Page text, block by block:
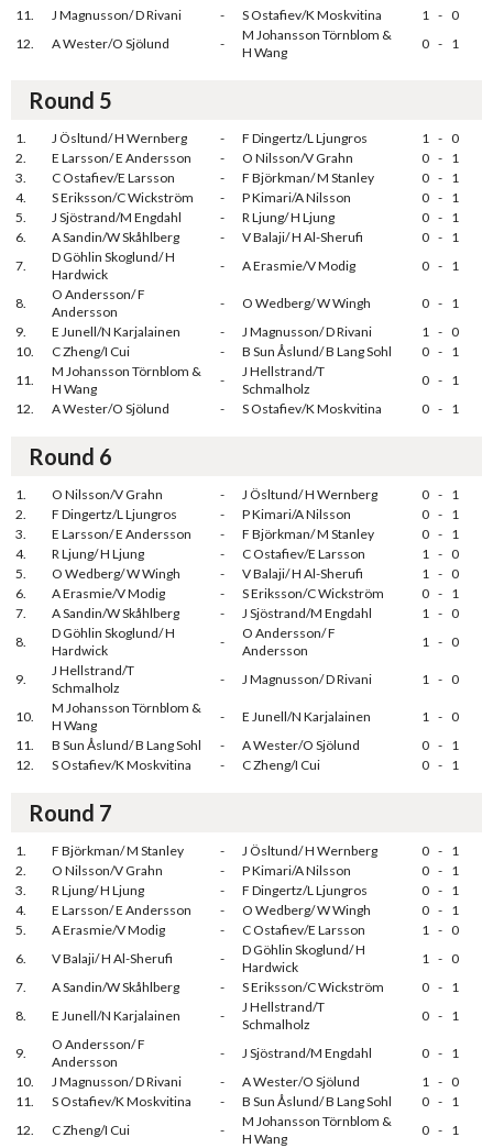
11.
J Magnusson/ D Rivani - S Ostafiev/K Moskvitina 1 - 0
12.
A Wester/O Sjölund -
M Johansson Törnblom &
H Wang
0 - 1
Round 5
1. J Ösltund/ H Wernberg - F Dingertz/L Ljungros 1 - 0
2.
E Larsson/ E Andersson - O Nilsson/V Grahn 0 - 1
3.
C Ostafiev/E Larsson - F Björkman/ M Stanley 0 - 1
4.
S Eriksson/C Wickström - P Kimari/A Nilsson 0 - 1
5.
J Sjöstrand/M Engdahl - R Ljung/ H Ljung 0 - 1
6.
A Sandin/W Skåhlberg - V Balaji/ H Al-Sherufi 0 - 1
7.
D Göhlin Skoglund/ H
Hardwick
- A Erasmie/V Modig 0 - 1
8.
O Andersson/ F
Andersson
- O Wedberg/ W Wingh 0 - 1
9.
E Junell/N Karjalainen - J Magnusson/ D Rivani 1 - 0
10.
C Zheng/I Cui - B Sun Åslund/ B Lang Sohl 0 - 1
11.
M Johansson Törnblom &
H Wang
-
J Hellstrand/T
Schmalholz
0 - 1
12.
A Wester/O Sjölund - S Ostafiev/K Moskvitina 0 - 1
Round 6
1. O Nilsson/V Grahn - J Ösltund/ H Wernberg 0 - 1
2.
F Dingertz/L Ljungros - P Kimari/A Nilsson 0 - 1
3.
E Larsson/ E Andersson - F Björkman/ M Stanley 0 - 1
4.
R Ljung/ H Ljung - C Ostafiev/E Larsson 1 - 0
5.
O Wedberg/ W Wingh - V Balaji/ H Al-Sherufi 1 - 0
6.
A Erasmie/V Modig - S Eriksson/C Wickström 0 - 1
7.
A Sandin/W Skåhlberg - J Sjöstrand/M Engdahl 1 - 0
8.
D Göhlin Skoglund/ H
Hardwick
-
O Andersson/ F
Andersson
1 - 0
9.
J Hellstrand/T
Schmalholz
- J Magnusson/ D Rivani 1 - 0
10.
M Johansson Törnblom &
H Wang
- E Junell/N Karjalainen 1 - 0
11.
B Sun Åslund/ B Lang Sohl - A Wester/O Sjölund 0 - 1
12.
S Ostafiev/K Moskvitina - C Zheng/I Cui 0 - 1
Round 7
1. F Björkman/ M Stanley - J Ösltund/ H Wernberg 0 - 1
2.
O Nilsson/V Grahn - P Kimari/A Nilsson 0 - 1
3.
R Ljung/ H Ljung - F Dingertz/L Ljungros 0 - 1
4.
E Larsson/ E Andersson - O Wedberg/ W Wingh 0 - 1
5.
A Erasmie/V Modig - C Ostafiev/E Larsson 1 - 0
6.
V Balaji/ H Al-Sherufi -
D Göhlin Skoglund/ H
Hardwick
1 - 0
7.
A Sandin/W Skåhlberg - S Eriksson/C Wickström 0 - 1
8.
E Junell/N Karjalainen -
J Hellstrand/T
Schmalholz
0 - 1
9.
O Andersson/ F
Andersson
- J Sjöstrand/M Engdahl 0 - 1
10.
J Magnusson/ D Rivani - A Wester/O Sjölund 1 - 0
11.
S Ostafiev/K Moskvitina - B Sun Åslund/ B Lang Sohl 0 - 1
12.
C Zheng/I Cui -
M Johansson Törnblom &
H Wang
0 - 1